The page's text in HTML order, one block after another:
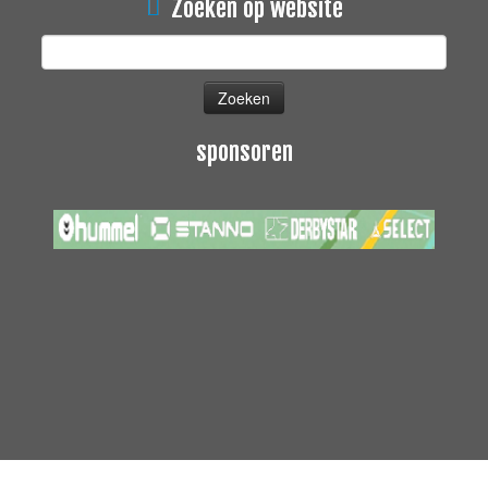
Zoeken op website
Zoeken
sponsoren